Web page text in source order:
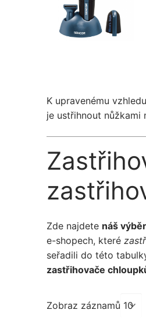
K upravenému
je ustřihnout
Zde najdete náš
e-shopech, které
seřadili do této
zastřihovače
Zobraz záznamů